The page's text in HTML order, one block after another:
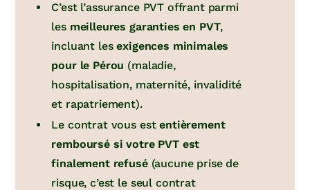
C’est l’assurance PVT offrant parmi
les meilleures garanties en PVT,
incluant lesexigences minimales
pour le Pérou (maladie,
hospitalisation, maternité, invalidité
et rapatriement).
Le contrat vous estentièrement
remboursé si votre PVT est
finalement refusé(aucune prise de
risque, c’est le seul contrat